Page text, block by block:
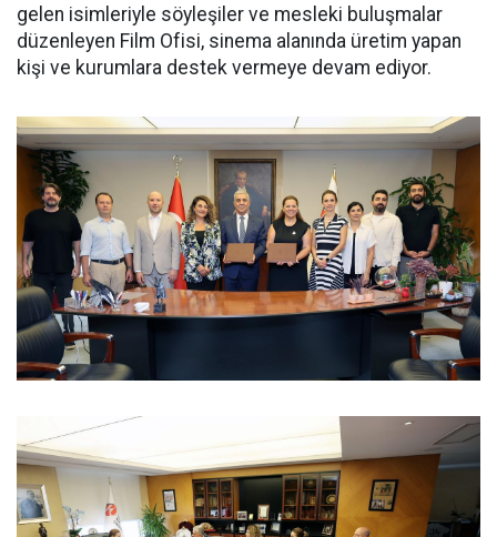
gelen isimleriyle söyleşiler ve mesleki buluşmalar
düzenleyen Film Ofisi, sinema alanında üretim yapan
kişi ve kurumlara destek vermeye devam ediyor.